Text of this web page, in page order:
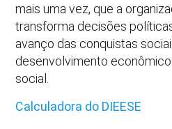
mais uma vez, que a
transforma decisões
avanço das conquistas
desenvolvimento
social.
Calculadora do DIEESE